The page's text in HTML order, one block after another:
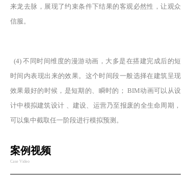
来龙去脉，展现了约束条件下结果的客观必然性，让观众
信服。
(4) 不同时间维度的漫游动画，大多是在搭建完成后的短
时间内表现出来的效果。这个时间段一般选择在建筑呈现
效果最好的时候，是短期的、瞬时的； BIM动画可以从设
计中模拟建筑设计 、建设、运营乃至报废的全生命周期，
可以集中截取任一阶段进行模拟预测。
案例视频
Case Video